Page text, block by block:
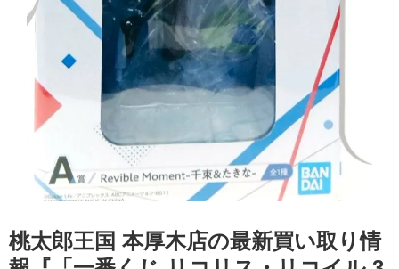
桃太郎王国 本厚木店の最新買い取り情